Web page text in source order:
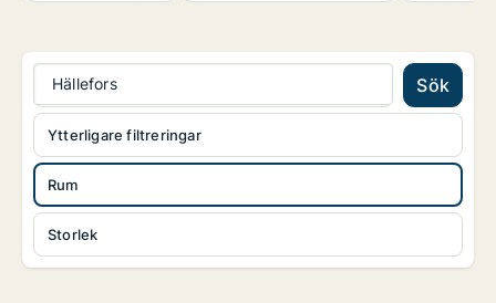
Hällefors Sök
Rum
Storlek
Ytterligare filtreringar